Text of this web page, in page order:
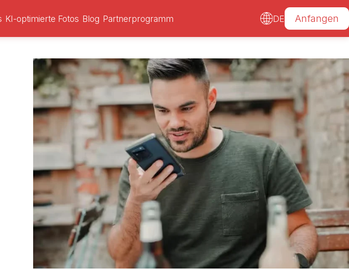
KI-optimierte Fotos Blog Partnerprogramm DE Anfangen